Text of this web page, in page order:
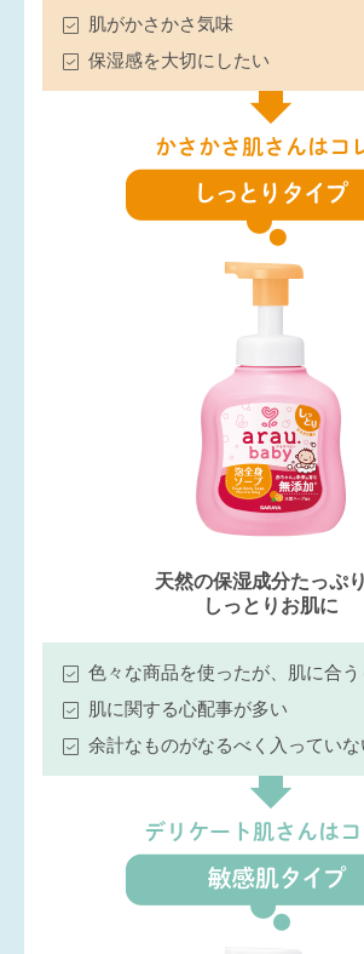
肌がかさかさ気味
保湿感を大切にしたい
天然の保湿成分たっぷり
しっとりお肌に
色々な商品を使ったが、肌に合
肌に関する心配事が多い
余計なものがなるべく入ってい